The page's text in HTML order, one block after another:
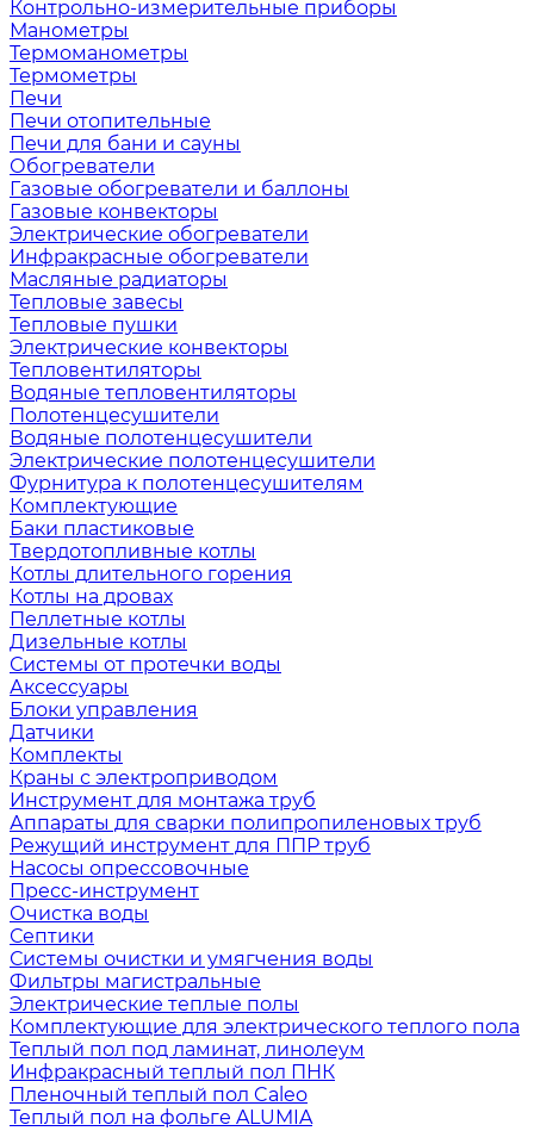
Контрольно-измерительные приборы
Манометры
Термоманометры
Термометры
Печи
Печи отопительные
Печи для бани и сауны
Обогреватели
Газовые обогреватели и баллоны
Газовые конвекторы
Электрические обогреватели
Инфракрасные обогреватели
Масляные радиаторы
Тепловые завесы
Тепловые пушки
Электрические конвекторы
Тепловентиляторы
Водяные тепловентиляторы
Полотенцесушители
Водяные полотенцесушители
Электрические полотенцесушители
Фурнитура к полотенцесушителям
Комплектующие
Баки пластиковые
Твердотопливные котлы
Котлы длительного горения
Котлы на дровах
Пеллетные котлы
Дизельные котлы
Системы от протечки воды
Аксессуары
Блоки управления
Датчики
Комплекты
Краны с электроприводом
Инструмент для монтажа труб
Аппараты для сварки полипропиленовых труб
Режущий инструмент для ППР труб
Насосы опрессовочные
Пресс-инструмент
Очистка воды
Септики
Системы очистки и умягчения воды
Фильтры магистральные
Электрические теплые полы
Комплектующие для электрического теплого пола
Теплый пол под ламинат, линолеум
Инфракрасный теплый пол ПНК
Пленочный теплый пол Caleo
Теплый пол на фольге ALUMIA